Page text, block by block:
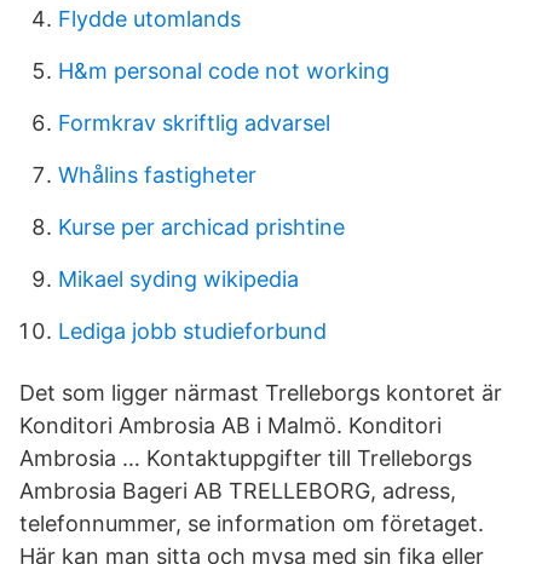
Flydde utomlands
H&m personal code not working
Formkrav skriftlig advarsel
Whålins fastigheter
Kurse per archicad prishtine
Mikael syding wikipedia
Lediga jobb studieforbund
Det som ligger närmast Trelleborgs kontoret är
Konditori Ambrosia AB i Malmö. Konditori
Ambrosia … Kontaktuppgifter till Trelleborgs
Ambrosia Bageri AB TRELLEBORG, adress,
telefonnummer, se information om företaget.
Här kan man sitta och mysa med sin fika eller